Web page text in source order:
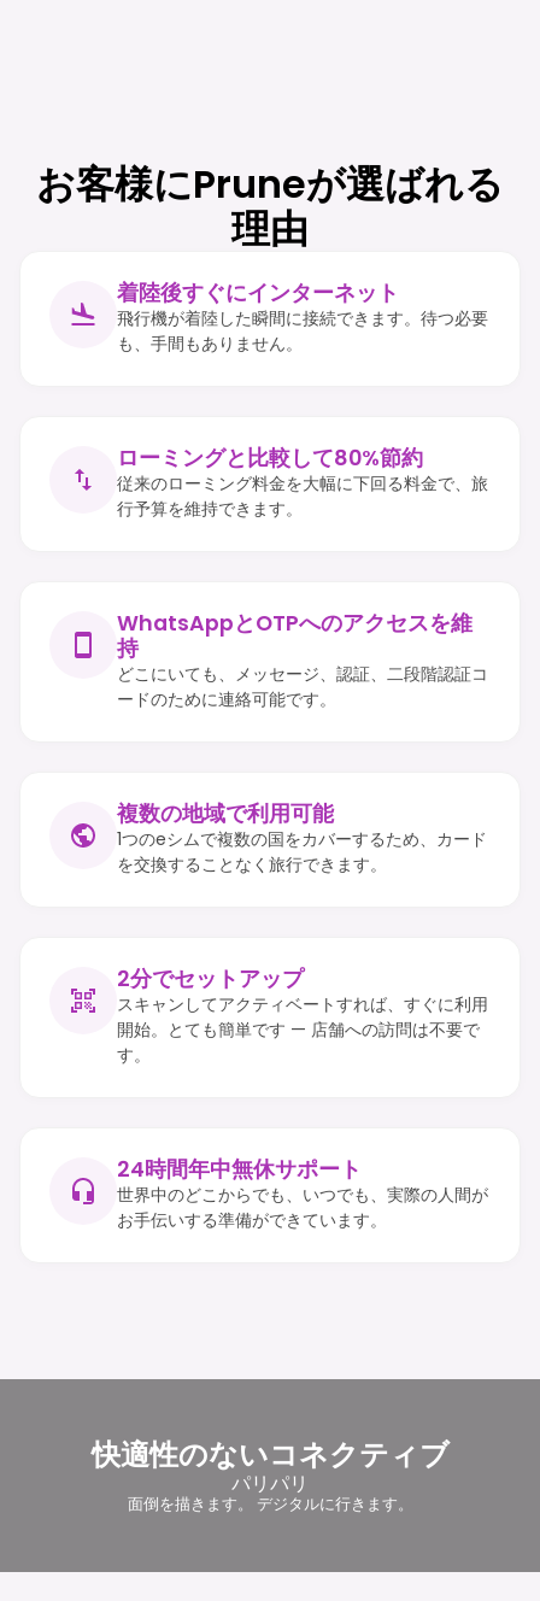
お客様にPruneが選ばれる
理由
着陸後すぐにインターネット
飛行機が着陸した瞬間に接続できます。待つ必要
も、手間もありません。
ローミングと比較して80%節約
従来のローミング料金を大幅に下回る料金で、旅
行予算を維持できます。
WhatsAppとOTPへのアクセスを維
持
どこにいても、メッセージ、認証、二段階認証コ
ードのために連絡可能です。
複数の地域で利用可能
1つのeシムで複数の国をカバーするため、カード
を交換することなく旅行できます。
2分でセットアップ
スキャンしてアクティベートすれば、すぐに利用
開始。とても簡単です — 店舗への訪問は不要で
す。
24時間年中無休サポート
世界中のどこからでも、いつでも、実際の人間が
お手伝いする準備ができています。
快適性のないコネクティブ
パリパリ
面倒を描きます。 デジタルに行きます。